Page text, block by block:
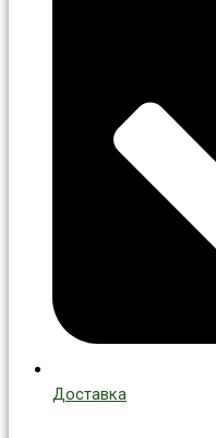
Доставка